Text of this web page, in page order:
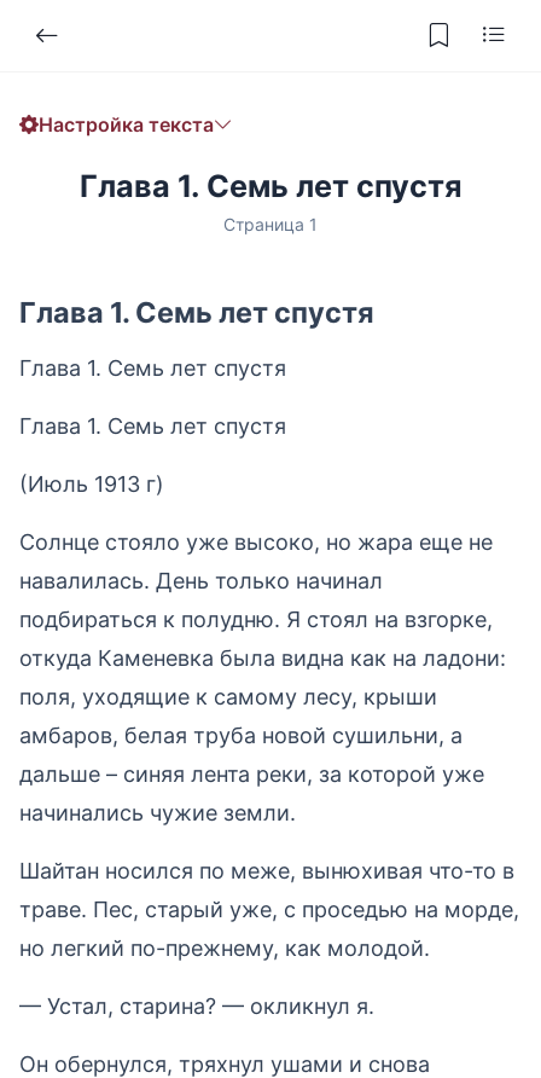
Настройка текста
18px 1.8 1
Глава 1. Семь лет спустя
Страница 1
Глава 1. Семь лет спустя
Глава 1. Семь лет спустя
Глава 1. Семь лет спустя
(Июль 1913 г)
Солнце стояло уже высоко, но жара еще не
навалилась. День только начинал
подбираться к полудню. Я стоял на взгорке,
откуда Каменевка была видна как на ладони:
поля, уходящие к самому лесу, крыши
амбаров, белая труба новой сушильни, а
дальше – синяя лента реки, за которой уже
начинались чужие земли.
Шайтан носился по меже, вынюхивая что-то в
траве. Пес, старый уже, с проседью на морде,
но легкий по-прежнему, как молодой.
— Устал, старина? — окликнул я.
Он обернулся, тряхнул ушами и снова